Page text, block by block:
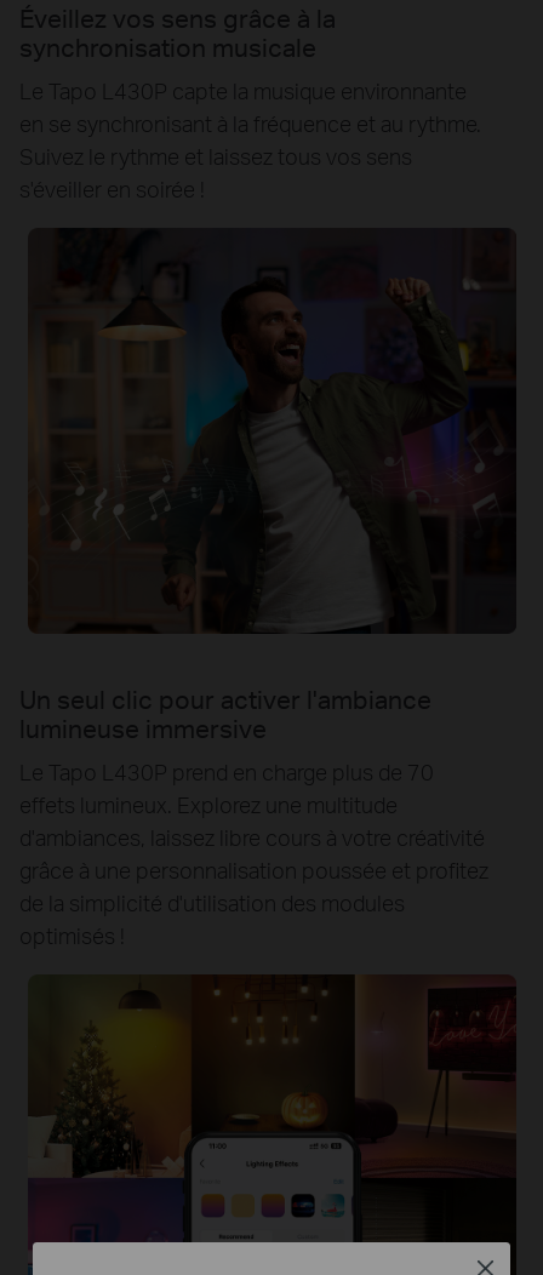
Éveillez vos sens grâce à la
synchronisation musicale
Le Tapo L430P capte la musique environnante
en se synchronisant à la fréquence et au rythme.
Suivez le rythme et laissez tous vos sens
s'éveiller en soirée !
Un seul clic pour activer l'ambiance
lumineuse immersive
Le Tapo L430P prend en charge plus de 70
effets lumineux. Explorez une multitude
d'ambiances, laissez libre cours à votre créativité
grâce à une personnalisation poussée et profitez
de la simplicité d'utilisation des modules
optimisés !
Close